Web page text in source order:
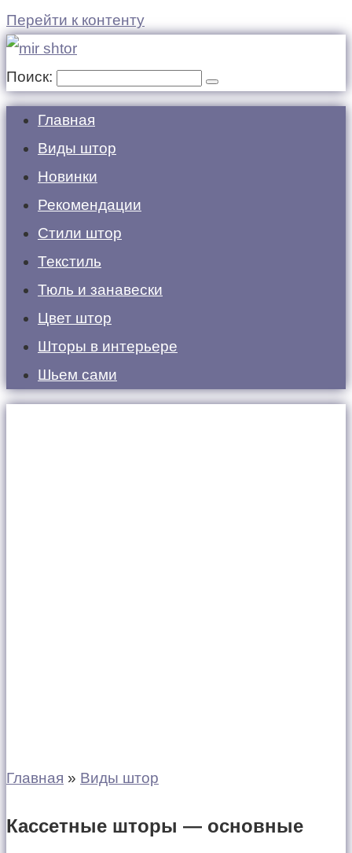
Перейти к контенту
Поиск:
Главная
Виды штор
Новинки
Рекомендации
Стили штор
Текстиль
Тюль и занавески
Цвет штор
Шторы в интерьере
Шьем сами
Главная » Виды штор
Кассетные шторы — основные